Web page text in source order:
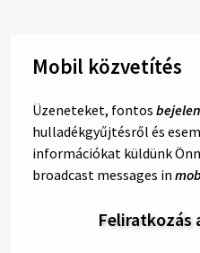
Mobil közvetítés
Üzeneteket, fontos
hulladékgyűjtésről és
információkat küldünk
broadcast messages in
Feliratkozás